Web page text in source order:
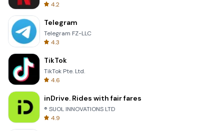
4.2
Telegram
Telegram FZ-LLC
4.3
TikTok
TikTok Pte. Ltd.
4.6
inDrive. Rides with fair fares
® SUOL INNOVATIONS LTD
4.9